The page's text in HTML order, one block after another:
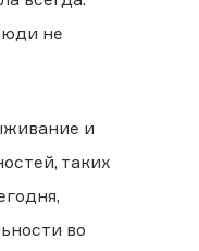
не
и
таких
во